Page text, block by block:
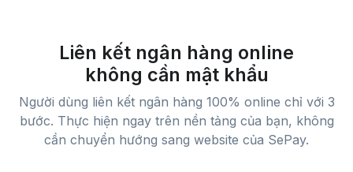
Liên kết ngân hàng online
không cần mật khẩu
Người dùng liên kết ngân hàng 100% online chỉ với 3
bước. Thực hiện ngay trên nền tảng của bạn, không
cần chuyển hướng sang website của SePay.